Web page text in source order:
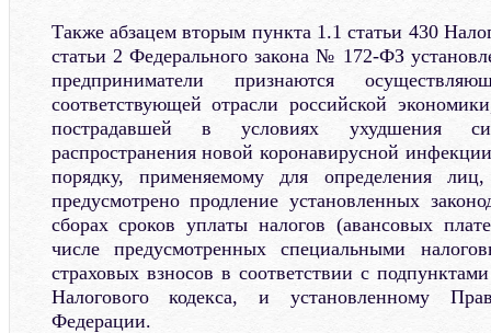
Также абзацем вторым пункта 1.1 статьи 430
статьи 2 Федерального закона № 172-ФЗ
предприниматели признаются
соответствующей отрасли российской
пострадавшей в условиях ухудшения
распространения новой коронавирусной
порядку, применяемому для определения
предусмотрено продление установленных
сборах сроков уплаты налогов (авансовых
числе предусмотренных специальными
страховых взносов в соответствии с
Налогового кодекса, и установленному
Федерации.